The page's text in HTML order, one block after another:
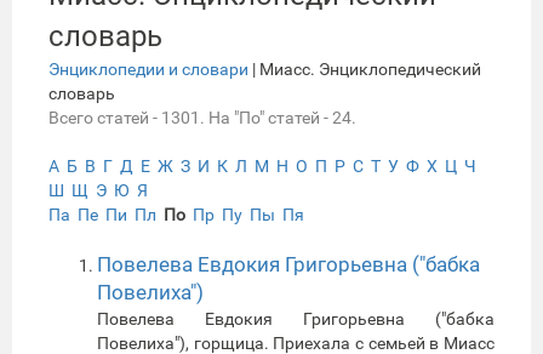
словарь
Энциклопедии и словари | Миасс. Энциклопедический
словарь
Всего статей - 1301. На "По" статей - 24.
А Б В Г Д Е Ж З И К Л М Н О П Р С Т У Ф Х Ц Ч
Ш Щ Э Ю Я
Па Пе Пи Пл По Пр Пу Пы Пя
Повелева Евдокия Григорьевна ("бабка
Повелиха")
Повелева Евдокия Григорьевна ("бабка
Повелиха"), горщица. Приехала с семьей в Миасс